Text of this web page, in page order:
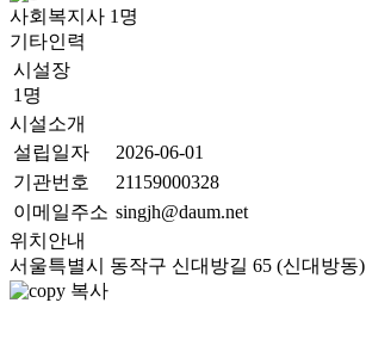
사회복지사 1 명
기타인력
시설장
1명
시설소개
설립일자
2026-06-01
기관번호
21159000328
이메일주소 singjh@daum.net
위치안내
서울특별시 동작구 신대방길 65 (신대방동)
복사